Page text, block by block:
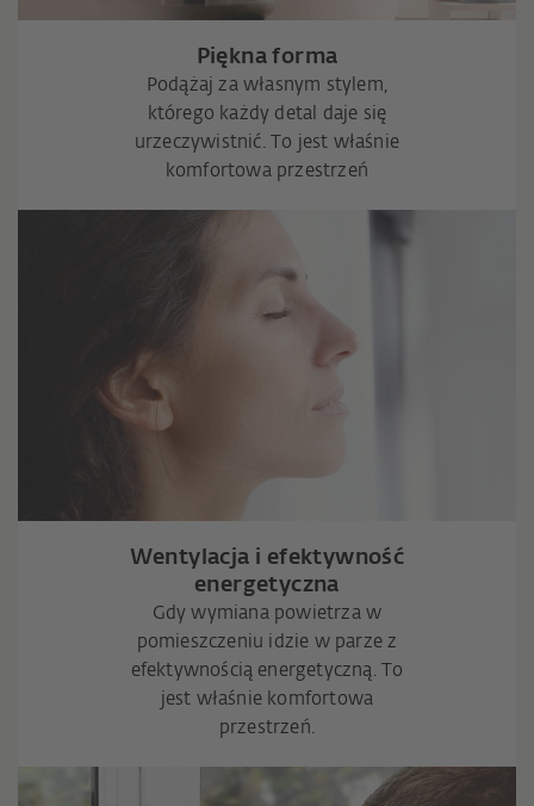
Piękna forma
Podążaj za własnym stylem,
którego każdy detal daje się
urzeczywistnić. To jest właśnie
komfortowa przestrzeń
Wentylacja i efektywność
energetyczna
Gdy wymiana powietrza w
pomieszczeniu idzie w parze z
efektywnością energetyczną. To
jest właśnie komfortowa
przestrzeń.